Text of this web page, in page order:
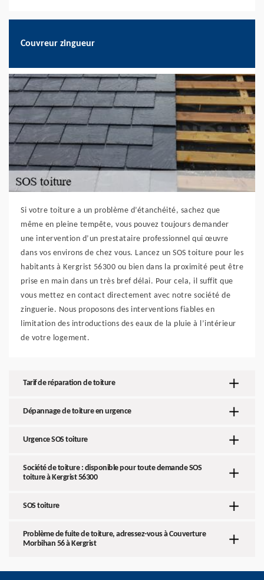
Couvreur zingueur
Si votre toiture a un problème d’étanchéité, sachez que
même en pleine tempête, vous pouvez toujours demander
une intervention d’un prestataire professionnel qui œuvre
dans vos environs de chez vous. Lancez un SOS toiture pour les
habitants à Kergrist 56300 ou bien dans la proximité peut être
prise en main dans un très bref délai. Pour cela, il suffit que
vous mettez en contact directement avec notre société de
zinguerie. Nous proposons des interventions fiables en
limitation des introductions des eaux de la pluie à l’intérieur
de votre logement.
Tarif de réparation de toiture
Dépannage de toiture en urgence
Urgence SOS toiture
Société de toiture : disponible pour toute demande SOS
toiture à Kergrist 56300
SOS toiture
Problème de fuite de toiture, adressez-vous à Couverture
Morbihan 56 à Kergrist